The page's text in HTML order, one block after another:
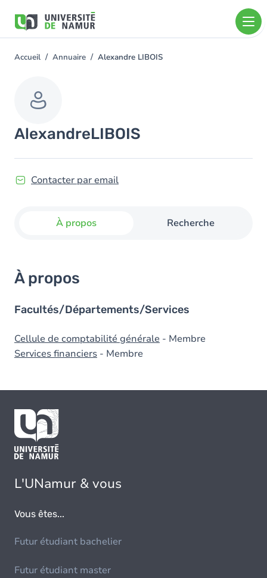
contenu
You
Accueil Annuaire Alexandre LIBOIS
AlexandreLIBOIS
Contacter par email
À propos Recherche
À propos
Facultés/Départements/Services
Cellule de comptabilité générale - Membre
Services financiers - Membre
L'UNamur & vous
Vous êtes...
Futur étudiant bachelier
Futur étudiant master